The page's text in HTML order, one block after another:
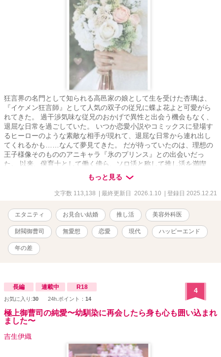
狂言界の名門として知られる高邑家の娘として生を受けた杏璃は、
『イケメン狂言師』として人気の双子の従兄に蝶よ花よと可愛がら
れてきた。 過干渉気味な従兄のおかげで異性と出会う機会もなく、
退屈な日常を過ごしていた。 いつか恋愛小説やコミックスに登場す
るヒーローのような素敵な相手が現れて、退屈な日常から連れ出し
てくれるかも……なんて夢見てきた。 だが待っていたのは、理想の
王子様像そのもののアニキャラ『氷のプリンス』との出会いだっ
た。 以来、保育士として働く傍ら、ソロ活と称して推し活を満喫
中。 そんな杏璃の元に突如縁談話が舞い込んでくるのだが、見合い
当日、相手にドタキャンされてしまう。 そこに現れたのが、なんと
推し――氷のプリンスにそっくりな美容外科医・鷹村央輔だった。
に違いない。 そう思っていた矢先、伯母の提案により央輔と見合い
をすることになり、それがきっかけで利害一致のソロ活婚をするこ
とに。 確かに麗しい美貌なんかソックリだけど、無表情で無愛想だ
し、理想なのは見かけだけ。絶対に好きになんかならない。そう思
っていたのに……。推しに激似の甘い美貌で情熱的に迫られて、身
も心も甘く淫らに蕩かされる。お見合いから始まるじれあまラブス
推し一筋の保育士、オシャレに興味のない残念女子 ✿鷹村央輔・タ
カムラオウスケ(33) 業界ナンバーワン鷹村美容整形クリニックの副
院長、実は財閥系企業・鷹村グループの御曹司、アニキャラ・氷の
プリンスに似たクールな容貌のせいで『美容界の氷のプリンス』と
呼ばれている、ある事情からソロ活を満喫中 ✧• ───── ✾ ─────
•✧ ※R描写には章題に『※』表記 ※この作品はフィクションです。
実在の人物・団体とは一切関係ありません ※随時概要含め本文の改
稿や修正等をしています。 ✿初公開23.10.18✿
もっと見る
文字数 113,138 | 最終更新日 2026.1.10 | 登録日 2025.12.21
エタニティ お見合い結婚 推し活 美容外科医
財閥御曹司 無愛想 恋愛 現代 ハッピーエンド
年の差
長編 連載中 R18
お気に入り:30 24h.ポイント： 14
4
極上御曹司の純愛〜幼馴染に再会したら身も心も囲い込まれ
ました〜
吉生伊織